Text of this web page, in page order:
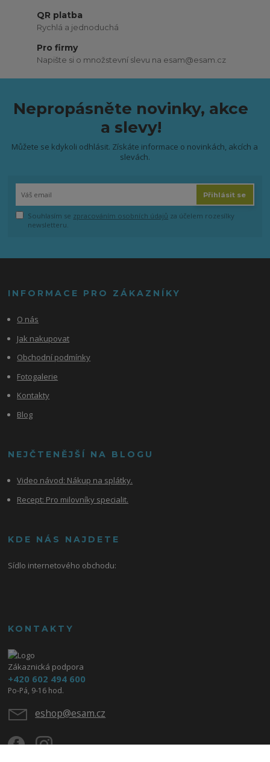
QR platba
Rychlá a jednoduchá
Pro firmy
Napište si o množstevní slevu na esam@esam.cz
Nepropásněte novinky, akce
a slevy!
Můžete se kdykoli odhlásit. Získáte informace o novinkách, akcích a
slevách.
Přihlásit se
Souhlasím se zpracováním osobních údajů za účelem rozesílky
newsletteru.
INFORMACE PRO ZÁKAZNÍKY
O nás
Jak nakupovat
Obchodní podmínky
Fotogalerie
Kontakty
Blog
NEJČTENĚJŠÍ NA BLOGU
Video návod: Nákup na splátky.
Recept: Pro milovníky specialit.
KDE NÁS NAJDETE
Sídlo internetového obchodu:
KONTAKTY
Zákaznická podpora
+420 602 494 600
Po-Pá, 9-16 hod.
eshop@esam.cz